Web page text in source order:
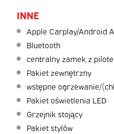
INNE
Apple Carplay/Android
Bluetooth
centralny zamek z
Pakiet zewnętrzny
wstępne ogrzewanie/
Pakiet oświetlenia LED
Grzejnik stojący
Pakiet stylów